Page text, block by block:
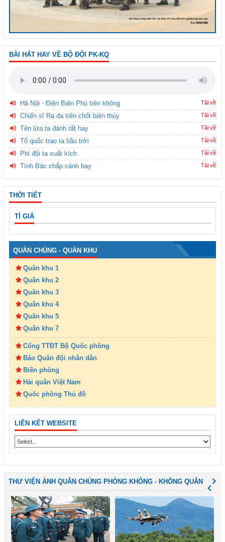
BÀI HÁT HAY VỀ BỘ ĐỘI PK-KQ
Hà Nội - Điện Biên Phủ trên không Tải về
Chiến sĩ Ra đa trên chốt biên thùy Tải về
Tên lửa ta đánh rất hay Tải về
Tổ quốc trao ta bầu trời Tải về
Phi đội ta xuất kích Tải về
Tình Bác chắp cánh bay Tải về
THỜI TIẾT
TỈ GIÁ
QUÂN CHỦNG - QUÂN KHU
Quân khu 1
Quân khu 2
Quân khu 3
Quân khu 4
Quân khu 5
Quân khu 7
Cổng TTĐT Bộ Quốc phòng
Báo Quân đội nhân dân
Biên phòng
Hải quân Việt Nam
Quốc phòng Thủ đô
LIÊN KẾT WEBSITE
THƯ VIỆN ẢNH QUÂN CHỦNG PHÒNG KHÔNG - KHÔNG QUÂN